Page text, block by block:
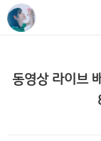
동영상 라이브